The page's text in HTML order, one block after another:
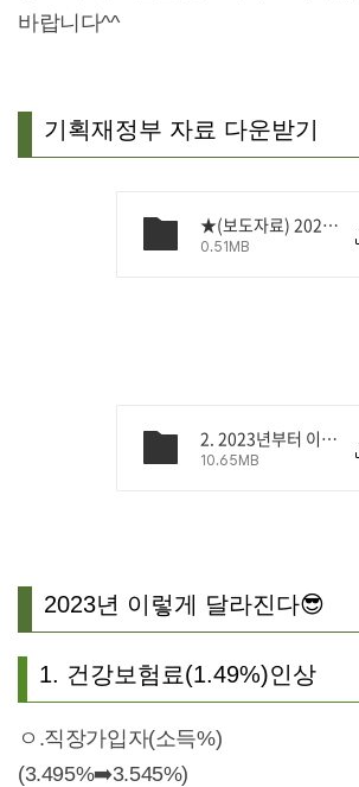
바랍니다^^
기획재정부 자료 다운받기
★(보도자료) 2023년부터 이렇게 달라집니다 책자 발간.hwp
0.51MB
2. 2023년부터 이렇게 달라집니다 책자.pdf
10.65MB
2023년 이렇게 달라진다😎
1. 건강보험료(1.49%)인상
ㅇ.직장가입자(소득%)
(3.495%➡️3.545%)